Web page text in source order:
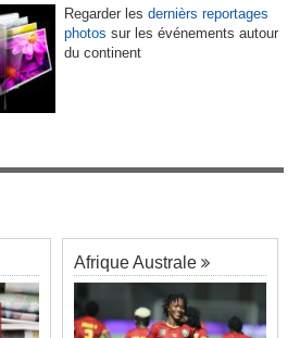
Regarder les dernièrs reportages
photos sur les événements autour
du continent
Afrique Australe